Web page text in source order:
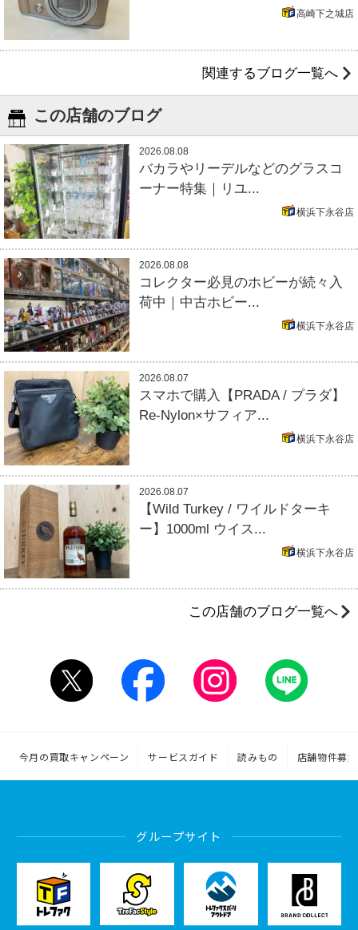
高崎下之城店
関連するブログ一覧へ
この店舗のブログ
2026.08.08
バカラやリーデルなどのグラスコ
ーナー特集｜リユ...
横浜下永谷店
2026.08.08
コレクター必見のホビーが続々入
荷中｜中古ホビー...
横浜下永谷店
2026.08.07
スマホで購入【PRADA / プラダ】
Re-Nylon×サフィア...
横浜下永谷店
2026.08.07
【Wild Turkey / ワイルドターキ
ー】1000ml ウイス...
横浜下永谷店
この店舗のブログ一覧へ
今月の買取キャンペーン サービスガイド 読みもの 店舗物件募集
グループサイト